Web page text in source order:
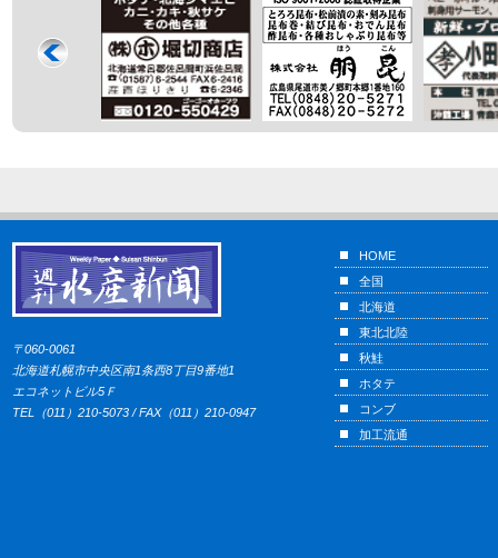
〒060-0061
北海道札幌市中央区南1条西8丁目9番地1
エコネットビル5Ｆ
TEL（011）210-5073 / FAX（011）210-0947
HOME
全国
北海道
東北北陸
秋鮭
ホタテ
コンブ
加工流通